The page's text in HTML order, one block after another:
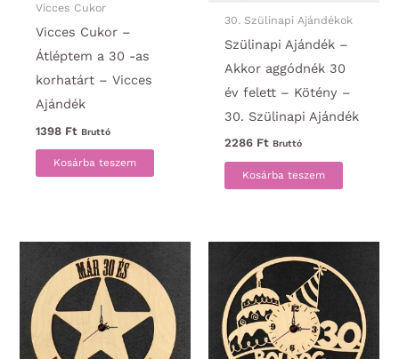
Vicces Cukor
Vicces Cukor –
Átléptem a 30 -as
korhatárt – Vicces
Ajándék
1398 Ft Bruttó
Kosárba teszem
30. Szülinapi Ajándékok
Szülinapi Ajándék –
Akkor aggódnék 30
év felett – Kötény –
30. Szülinapi Ajándék
2286 Ft Bruttó
Kosárba teszem